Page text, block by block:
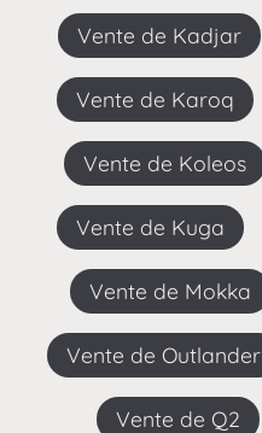
Vente de Kadjar
Vente de Karoq
Vente de Koleos
Vente de Kuga
Vente de Mokka
Vente de Outlander
Vente de Q2